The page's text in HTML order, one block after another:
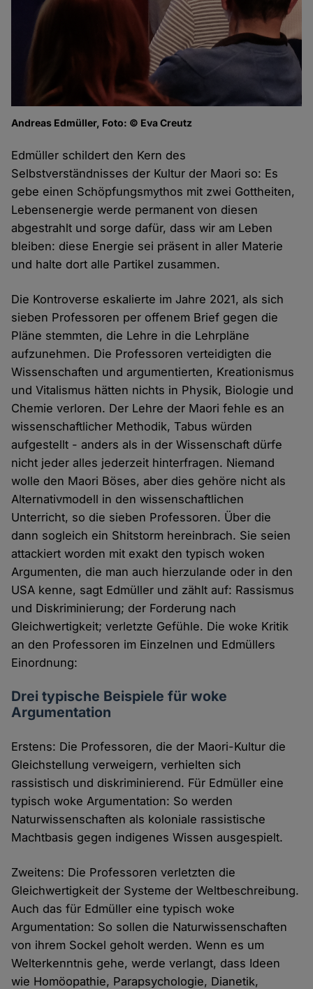
Andreas Edmüller, Foto: © Eva Creutz
Edmüller schildert den Kern des
Selbstverständnisses der Kultur der Maori so: Es
gebe einen Schöpfungsmythos mit zwei Gottheiten,
Lebensenergie werde permanent von diesen
abgestrahlt und sorge dafür, dass wir am Leben
bleiben: diese Energie sei präsent in aller Materie
und halte dort alle Partikel zusammen.
Die Kontroverse eskalierte im Jahre 2021, als sich
sieben Professoren per offenem Brief gegen die
Pläne stemmten, die Lehre in die Lehrpläne
aufzunehmen. Die Professoren verteidigten die
Wissenschaften und argumentierten, Kreationismus
und Vitalismus hätten nichts in Physik, Biologie und
Chemie verloren. Der Lehre der Maori fehle es an
wissenschaftlicher Methodik, Tabus würden
aufgestellt - anders als in der Wissenschaft dürfe
nicht jeder alles jederzeit hinterfragen. Niemand
wolle den Maori Böses, aber dies gehöre nicht als
Alternativmodell in den wissenschaftlichen
Unterricht, so die sieben Professoren. Über die
dann sogleich ein Shitstorm hereinbrach. Sie seien
attackiert worden mit exakt den typisch woken
Argumenten, die man auch hierzulande oder in den
USA kenne, sagt Edmüller und zählt auf: Rassismus
und Diskriminierung; der Forderung nach
Gleichwertigkeit; verletzte Gefühle. Die woke Kritik
an den Professoren im Einzelnen und Edmüllers
Einordnung:
Drei typische Beispiele für woke
Argumentation
Erstens: Die Professoren, die der Maori-Kultur die
Gleichstellung verweigern, verhielten sich
rassistisch und diskriminierend. Für Edmüller eine
typisch woke Argumentation: So werden
Naturwissenschaften als koloniale rassistische
Machtbasis gegen indigenes Wissen ausgespielt.
Zweitens: Die Professoren verletzten die
Gleichwertigkeit der Systeme der Weltbeschreibung.
Auch das für Edmüller eine typisch woke
Argumentation: So sollen die Naturwissenschaften
von ihrem Sockel geholt werden. Wenn es um
Welterkenntnis gehe, werde verlangt, dass Ideen
wie Homöopathie, Parapsychologie, Dianetik,